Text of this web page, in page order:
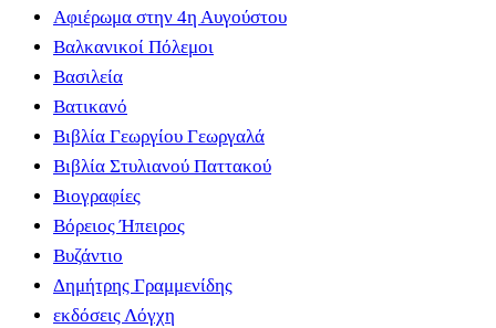
Αφιέρωμα στην 4η Αυγούστου
Βαλκανικοί Πόλεμοι
Βασιλεία
Βατικανό
Βιβλία Γεωργίου Γεωργαλά
Βιβλία Στυλιανού Παττακού
Βιογραφίες
Βόρειος Ήπειρος
Βυζάντιο
Δημήτρης Γραμμενίδης
εκδόσεις Λόγχη